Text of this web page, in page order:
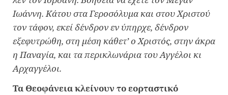
Ιωάννη. Κάτου στα Γεροσόλυμα και στου Χριστού
τον τάφον, εκεί δένδρον εν ύπηρχε, δένδρον
εξεφυτρώθη, στη μέση κάθετ’ ο Χριστός, στην άκρα
η Παναγία, και τα περικλωνάρια του Αγγέλοι κι
Αρχαγγέλοι.
Τα Θεοφάνεια κλείνουν το εορταστικό